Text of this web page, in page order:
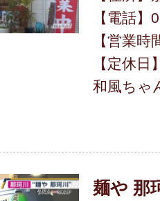
【電話
【営業
【定休日
和風ちゃ
麺や 那